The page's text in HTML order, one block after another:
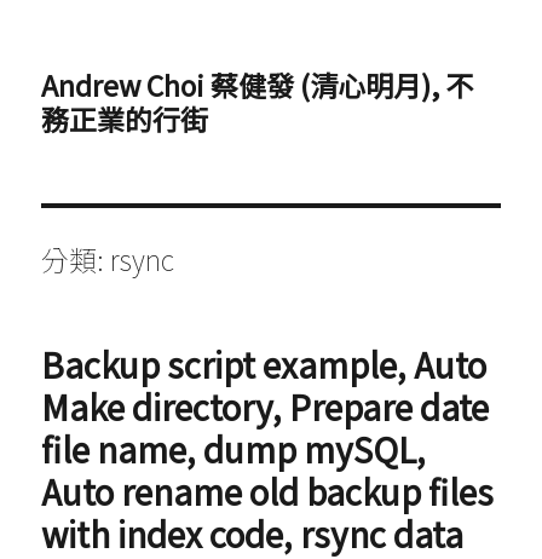
Andrew Choi 蔡健發 (清心明月), 不
務正業的行街
分類: rsync
Backup script example, Auto
Make directory, Prepare date
file name, dump mySQL,
Auto rename old backup files
with index code, rsync data